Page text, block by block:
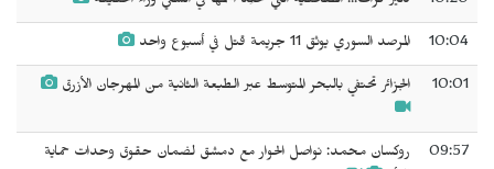
10:04 المرصد السوري يوثق 11 جريمة قتل في أسبوع واحد
10:01 الجزائر تحتفي بالبحر المتوسط عبر الطبعة الثانية من المهرجان الأزرق
09:57
روكسان محمد: نواصل الحوار مع دمشق لضمان حقوق وحدات حماية